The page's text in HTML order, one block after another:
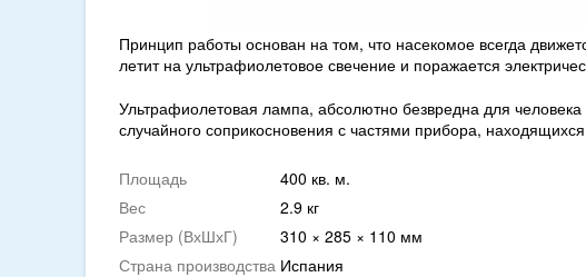
Принцип работы основан на том, что насекомое всегда
летит на ультрафиолетовое свечение и поражается
Ультрафиолетовая лампа, абсолютно безвредна для
случайного соприкосновения с частями прибора,
Площадь
400 кв. м.
Вес
2.9 кг
Размер (ВхШхГ)
310 × 285 × 110 мм
Страна производства Испания